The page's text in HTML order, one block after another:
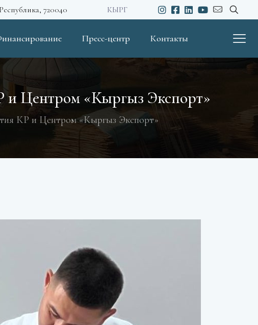
720040 КЫРГ
Пресс-центр Контакты
и Центром «Кыргыз Экспорт»
КР и Центром «Кыргыз Экспорт»